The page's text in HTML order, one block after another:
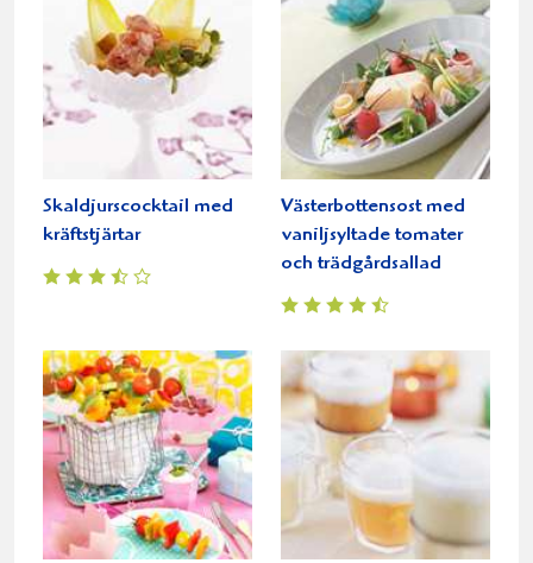
Skaldjurscocktail med
kräftstjärtar
Västerbottensost med
vaniljsyltade tomater
och trädgårdsallad